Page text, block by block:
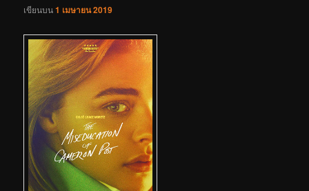
เขียนบน1 เมษายน 2019